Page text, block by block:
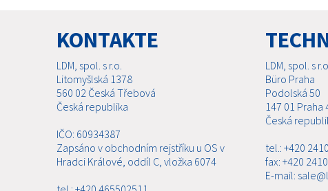
KONTAKTE
LDM, spol. s r.o.
Litomyšlská 1378
560 02 Česká Třebová
Česká republika
IČO: 60934387
Zapsáno v obchodním rejstříku u OS v
Hradci Králové, oddíl C, vložka 6074
LDM, spol. s r.o.
Büro Praha
Podolská 50
147 01 Praha
Česká
tel.: +420
fax: +420
E-mail: